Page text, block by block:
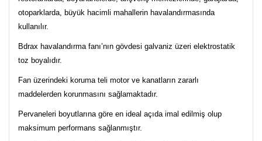
otoparklarda, büyük hacimli mahallerin havalandırmasında
kullanılır.
Bdrax havalandırma fanı’nın gövdesi galvaniz üzeri elektrostatik
toz boyalıdır.
Fan üzerindeki koruma teli motor ve kanatların zararlı
maddelerden korunmasını sağlamaktadır.
Pervaneleri boyutlarına göre en ideal açıda imal edilmiş olup
maksimum performans sağlanmıştır.